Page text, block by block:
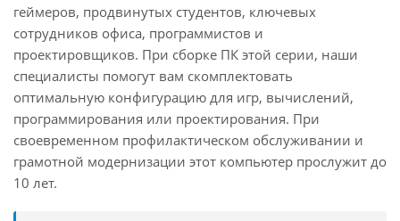
геймеров, продвинутых студентов, ключевых
сотрудников офиса, программистов и
проектировщиков. При сборке ПК этой серии, наши
специалисты помогут вам скомплектовать
оптимальную конфигурацию для игр, вычислений,
программирования или проектирования. При
своевременном профилактическом обслуживании и
грамотной модернизации этот компьютер прослужит до
10 лет.